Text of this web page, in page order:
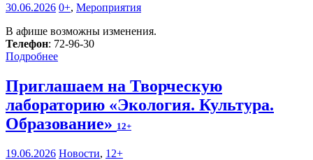
30.06.2026 0+, Мероприятия
В афише возможны изменения.
Телефон: 72-96-30
Подробнее
Приглашаем на Творческую
лабораторию «Экология. Культура.
Образование» 12+
19.06.2026 Новости, 12+